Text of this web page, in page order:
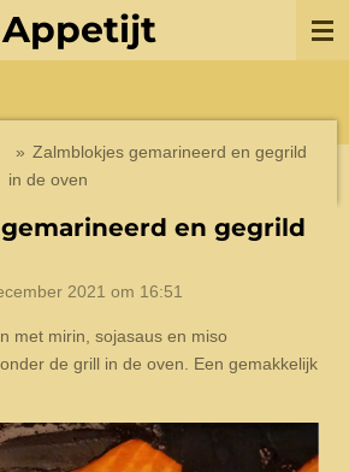
Appetijt
» Zalmblokjes gemarineerd en gegrild
in de oven
en gegrild
2021 om 16:51
met mirin, sojasaus en miso
de grill in de oven. Een gemakkelijk